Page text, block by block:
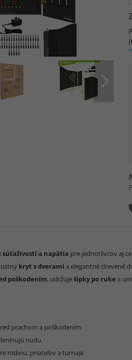
súťaživosti a napätia pre jednotlivcov aj
kryt s dverami a elegantné drevené
poškodením, udržuješípky po ruke a
prachom a poškodením
nudu
rodinu, priateľov a turnaje